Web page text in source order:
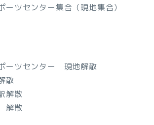
ツセンター集合（現地集合）
ツセンター 現地解散
散
解散
散